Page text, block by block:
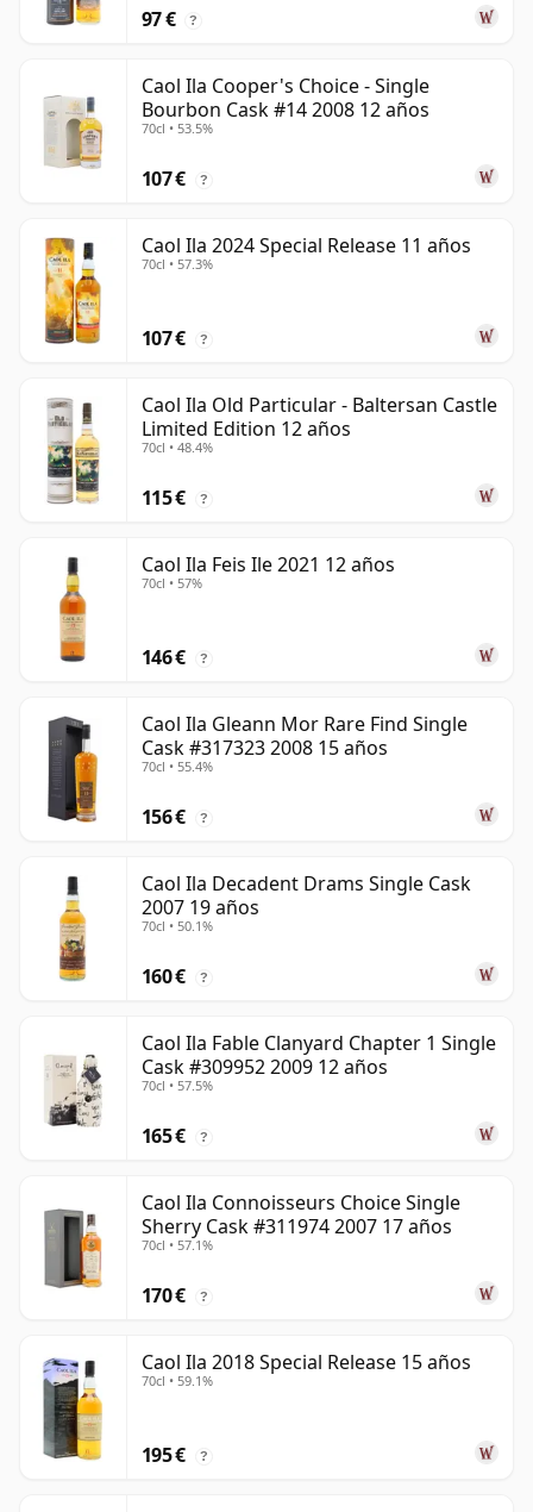
97 € ?
Caol Ila Cooper's Choice - Single
Bourbon Cask #14 2008 12 años
70cl • 53.5%
107 € ?
Caol Ila 2024 Special Release 11 años
70cl • 57.3%
107 € ?
Caol Ila Old Particular - Baltersan Castle
Limited Edition 12 años
70cl • 48.4%
115 € ?
Caol Ila Feis Ile 2021 12 años
70cl • 57%
146 € ?
Caol Ila Gleann Mor Rare Find Single
Cask #317323 2008 15 años
70cl • 55.4%
156 € ?
Caol Ila Decadent Drams Single Cask
2007 19 años
70cl • 50.1%
160 € ?
Caol Ila Fable Clanyard Chapter 1 Single
Cask #309952 2009 12 años
70cl • 57.5%
165 € ?
Caol Ila Connoisseurs Choice Single
Sherry Cask #311974 2007 17 años
70cl • 57.1%
170 € ?
Caol Ila 2018 Special Release 15 años
70cl • 59.1%
195 € ?